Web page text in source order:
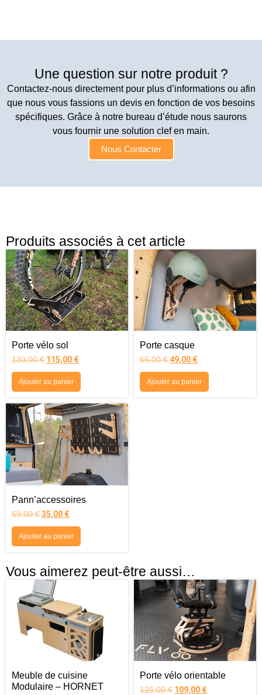
Une question sur notre produit ?
Contactez-nous directement pour plus d’informations ou afin
que nous vous fassions un devis en fonction de vos besoins
spécifiques. Grâce à notre bureau d’étude nous saurons
vous fournir une solution clef en main.
Nous Contacter
Produits associés à cet article
Porte vélo sol
130,00€ 115,00 €
Ajouter au panier
Porte casque
65,00€49,00 €
Ajouter au panier
Pann’accessoires
59,00€35,00 €
Ajouter au panier
Vous aimerez peut-être aussi…
Meuble de cuisine
Modulaire – HORNET
Porte vélo orientable
125,00€ 109,00 €